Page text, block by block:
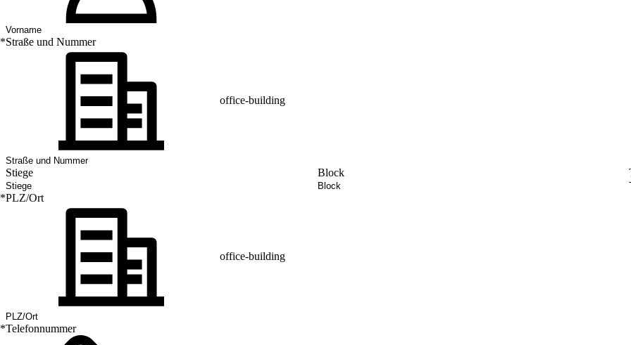
*Straße und Nummer
office-building
Stiege Block
*PLZ/Ort
office-building
*Telefonnummer